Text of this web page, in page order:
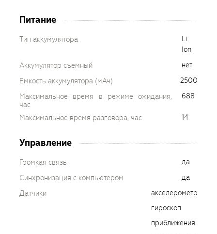
Питание
Тип аккумулятора
Li-
Ion
Аккумулятор съемный
нет
Емкость аккумулятора (мАч)
2500
Максимальное время в режиме ожидания,
час
688
Максимальное время разговора, час 14
Управление
Громкая связь
да
Синхронизация с компьютером
да
Датчики
акселерометр
гироскоп
приближения